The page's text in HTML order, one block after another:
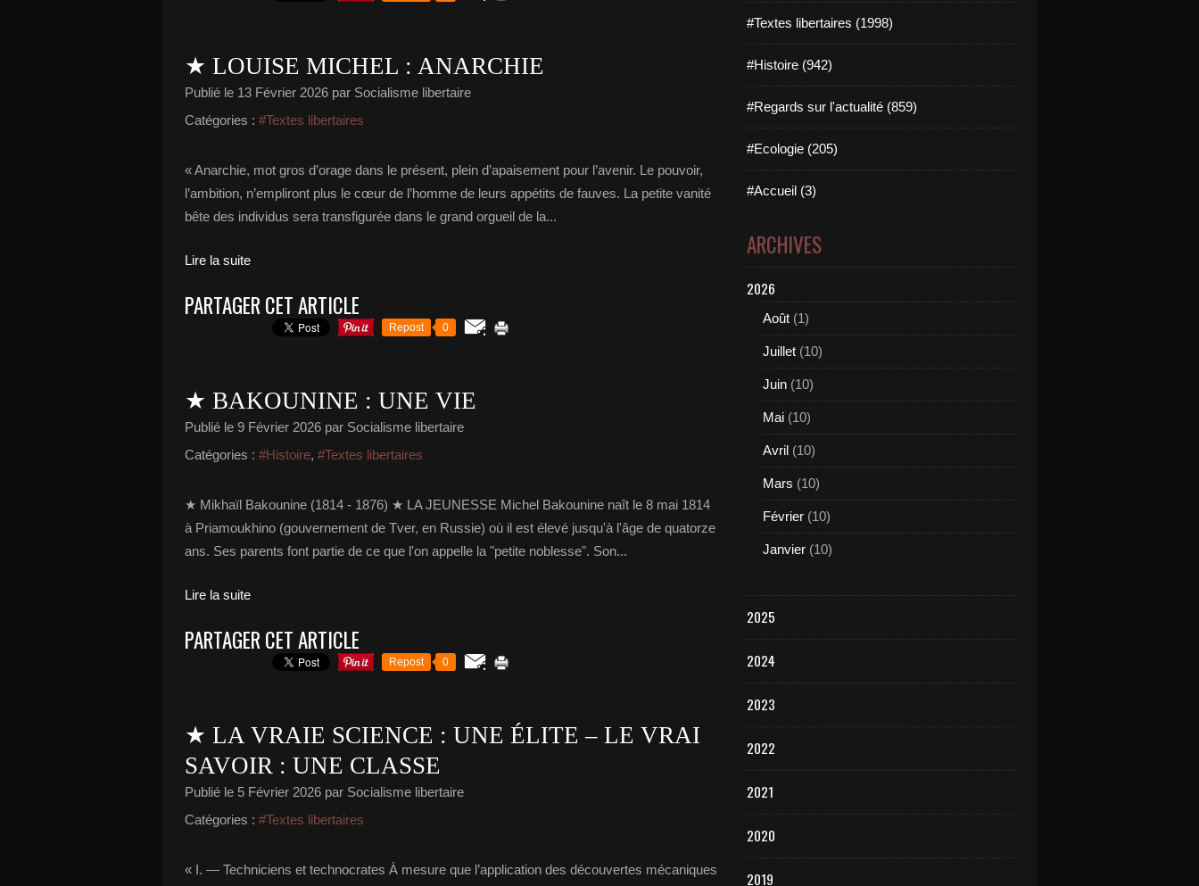
★ LOUISE MICHEL : ANARCHIE
Publié le 13 Février 2026 par Socialisme libertaire
Catégories : #Textes libertaires
« Anarchie, mot gros d’orage dans le présent, plein d’apaisement pour l’avenir. Le pouvoir,
l’ambition, n’empliront plus le cœur de l’homme de leurs appétits de fauves. La petite vanité
bête des individus sera transfigurée dans le grand orgueil de la...
Lire la suite
PARTAGER CET ARTICLE
Repost 0
★ BAKOUNINE : UNE VIE
Publié le 9 Février 2026 par Socialisme libertaire
Catégories : #Histoire, #Textes libertaires
★ Mikhaïl Bakounine (1814 - 1876) ★ LA JEUNESSE Michel Bakounine naît le 8 mai 1814
à Priamoukhino (gouvernement de Tver, en Russie) où il est élevé jusqu'à l'âge de quatorze
ans. Ses parents font partie de ce que l'on appelle la "petite noblesse". Son...
Lire la suite
PARTAGER CET ARTICLE
Repost 0
★ LA VRAIE SCIENCE : UNE ÉLITE – LE VRAI
SAVOIR : UNE CLASSE
Publié le 5 Février 2026 par Socialisme libertaire
Catégories : #Textes libertaires
« I. — Techniciens et technocrates À mesure que l’application des découvertes mécaniques
#Textes libertaires (1998)
#Histoire (942)
#Regards sur l'actualité (859)
#Ecologie (205)
#Accueil (3)
ARCHIVES
2026
Août (1)
Juillet (10)
Juin (10)
Mai (10)
Avril (10)
Mars (10)
Février (10)
Janvier (10)
2025
2024
2023
2022
2021
2020
2019